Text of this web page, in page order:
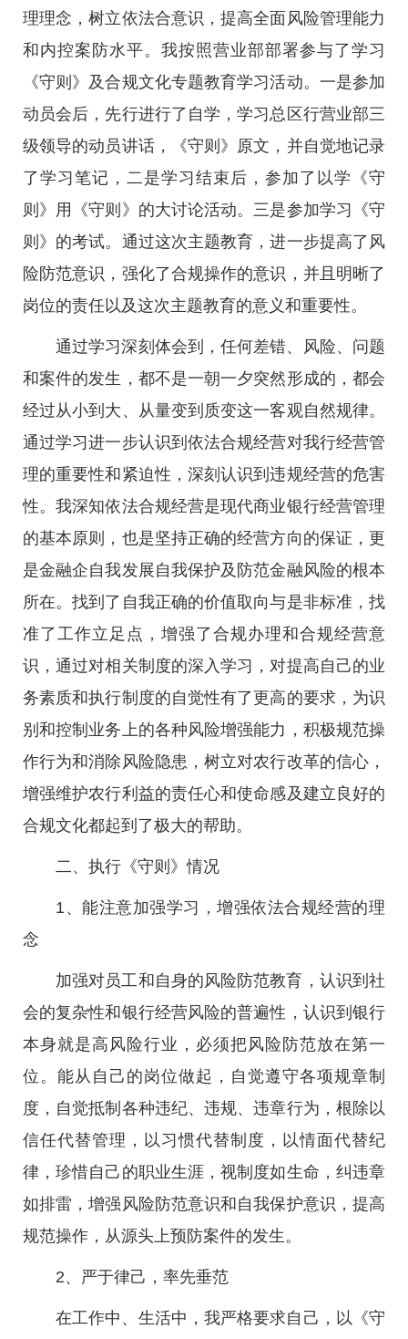
理理念，树立依法合意识，提高全面风险管理能力
和内控案防水平。我按照营业部部署参与了学习
《守则》及合规文化专题教育学习活动。一是参加
动员会后，先行进行了自学，学习总区行营业部三
级领导的动员讲话，《守则》原文，并自觉地记录
了学习笔记，二是学习结束后，参加了以学《守
则》用《守则》的大讨论活动。三是参加学习《守
则》的考试。通过这次主题教育，进一步提高了风
险防范意识，强化了合规操作的意识，并且明晰了
岗位的责任以及这次主题教育的意义和重要性。
通过学习深刻体会到，任何差错、风险、问题
和案件的发生，都不是一朝一夕突然形成的，都会
经过从小到大、从量变到质变这一客观自然规律。
通过学习进一步认识到依法合规经营对我行经营管
理的重要性和紧迫性，深刻认识到违规经营的危害
性。我深知依法合规经营是现代商业银行经营管理
的基本原则，也是坚持正确的经营方向的保证，更
是金融企自我发展自我保护及防范金融风险的根本
所在。找到了自我正确的价值取向与是非标准，找
准了工作立足点，增强了合规办理和合规经营意
识，通过对相关制度的深入学习，对提高自己的业
务素质和执行制度的自觉性有了更高的要求，为识
别和控制业务上的各种风险增强能力，积极规范操
作行为和消除风险隐患，树立对农行改革的信心，
增强维护农行利益的责任心和使命感及建立良好的
合规文化都起到了极大的帮助。
二、执行《守则》情况
1、能注意加强学习，增强依法合规经营的理
念
加强对员工和自身的风险防范教育，认识到社
会的复杂性和银行经营风险的普遍性，认识到银行
本身就是高风险行业，必须把风险防范放在第一
位。能从自己的岗位做起，自觉遵守各项规章制
度，自觉抵制各种违纪、违规、违章行为，根除以
信任代替管理，以习惯代替制度，以情面代替纪
律，珍惜自己的职业生涯，视制度如生命，纠违章
如排雷，增强风险防范意识和自我保护意识，提高
规范操作，从源头上预防案件的发生。
2、严于律己，率先垂范
在工作中、生活中，我严格要求自己，以《守